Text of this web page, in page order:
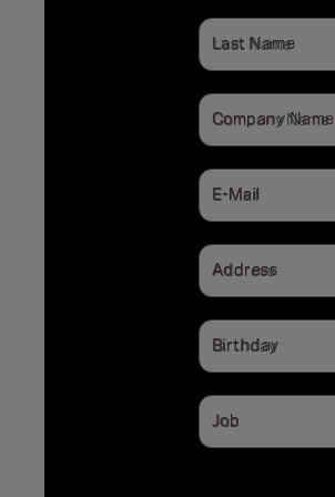
Last Name
Company Name
E-Mail
Address
Birthday
Job